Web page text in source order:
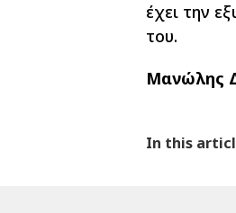
έχει την
του.
Μανώλης
In this